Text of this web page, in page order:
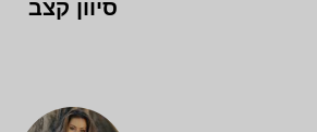
סיוון קצב